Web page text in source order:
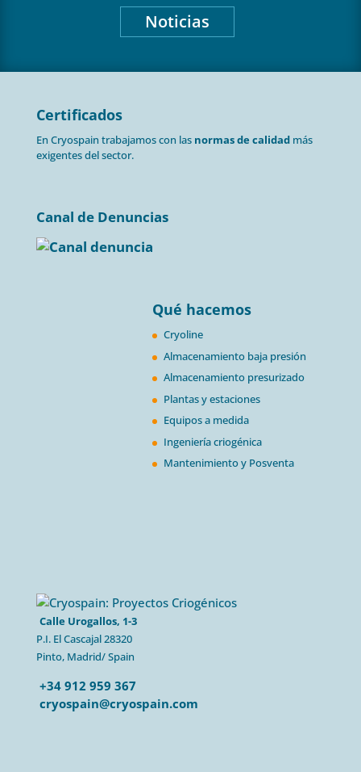
Noticias
Certificados
En Cryospain trabajamos con las normas de calidadmás
exigentes del sector.
Canal de Denuncias
Qué hacemos
Cryoline
Almacenamiento baja presión
Almacenamiento presurizado
Plantas y estaciones
Equipos a medida
Ingeniería criogénica
Mantenimiento y Posventa
Calle Urogallos, 1-3
P.I. El Cascajal 28320
Pinto, Madrid/ Spain
+34 912 959 367
cryospain@cryospain.com